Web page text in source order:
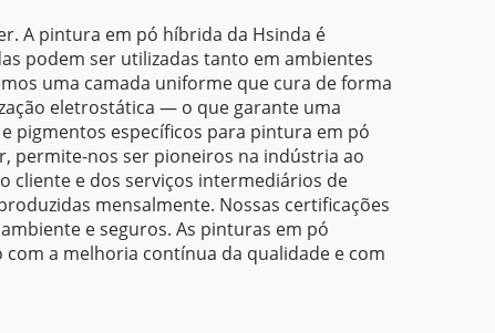
Metal
A pintura em pó híbrida da Hsinda é
podem ser utilizadas tanto em ambientes
uma camada uniforme que cura de forma
eletrostática — o que garante uma
pigmentos específicos para pintura em pó
permite-nos ser pioneiros na indústria ao
cliente e dos serviços intermediários de
mensalmente. Nossas certificações
e seguros. As pinturas em pó
a melhoria contínua da qualidade e com